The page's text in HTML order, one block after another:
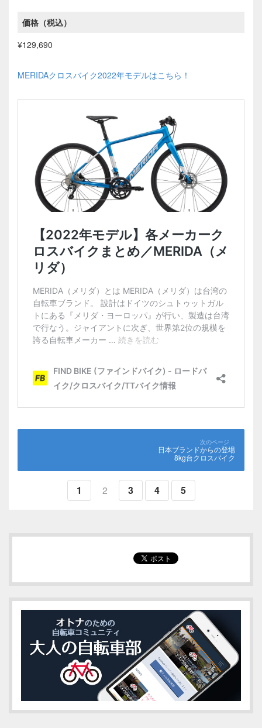
価格（税込）
¥129,690
MERIDAクロスバイク2022年モデルはこちら！
日本ブランドからの登場
8kg台クロスバイク
1 2 3 4 5